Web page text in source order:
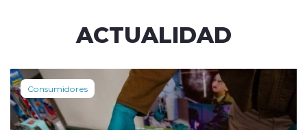
ACTUALIDAD
Consumidores